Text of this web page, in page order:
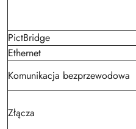
PictBridge
Ethernet
Komunikacja bezprzewodowa
Złącza